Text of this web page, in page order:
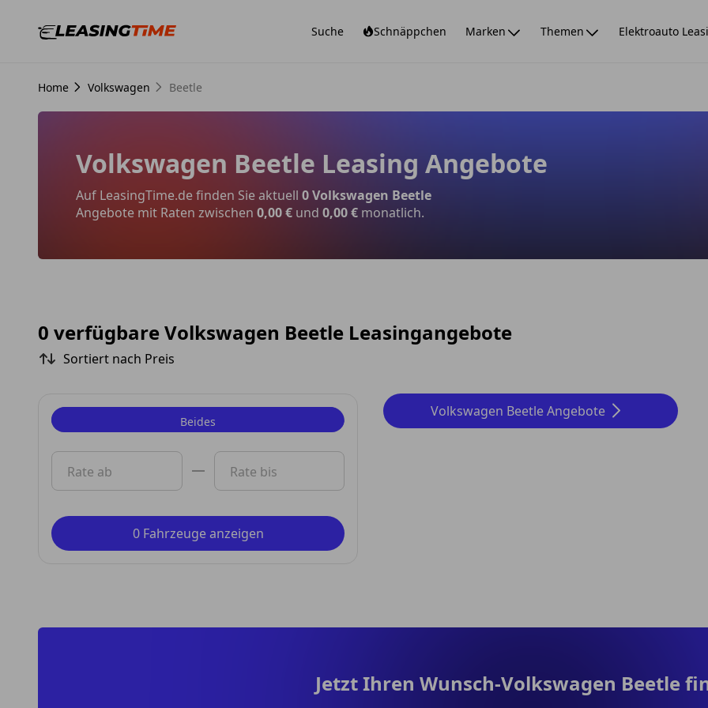
Suche Schnäppchen Marken Themen Elektroauto
Home Volkswagen Beetle
Volkswagen Beetle Leasing Angebote
Auf LeasingTime.de finden Sie aktuell 0 Volkswagen Beetle
Angebote mit Raten zwischen 0,00 € und 0,00 € monatlich.
0 verfügbare Volkswagen Beetle Leasingangebote
Sortiert nach Preis
Beides
Rate ab Rate bis
0 Fahrzeuge anzeigen
Volkswagen Beetle Angebote
Jetzt Ihren Wunsch-Volkswagen Beetle